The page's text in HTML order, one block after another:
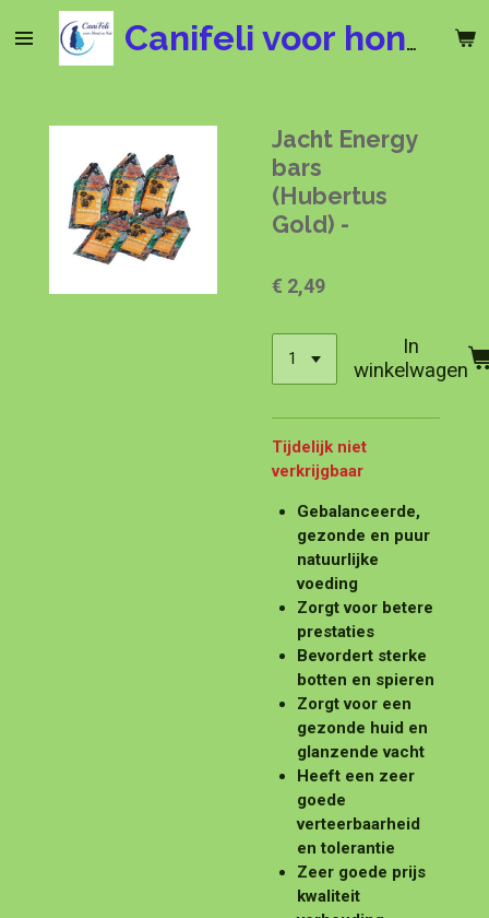
direct
Canifeli voor hond en kat
Jacht Energy
bars
(Hubertus
Gold) -
€ 2,49
In
winkelwagen
Tijdelijk niet
verkrijgbaar
Gebalanceerde,
gezonde en puur
natuurlijke
voeding
Zorgt voor betere
prestaties
Bevordert sterke
botten en spieren
Zorgt voor een
gezonde huid en
glanzende vacht
Heeft een zeer
goede
verteerbaarheid
en tolerantie
Zeer goede prijs
kwaliteit